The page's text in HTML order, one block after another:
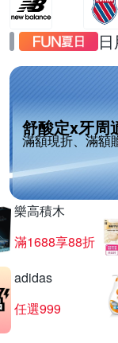
舒酸定x牙周
滿額現折、滿額
樂高積木
滿1688享88折
adidas
任選999